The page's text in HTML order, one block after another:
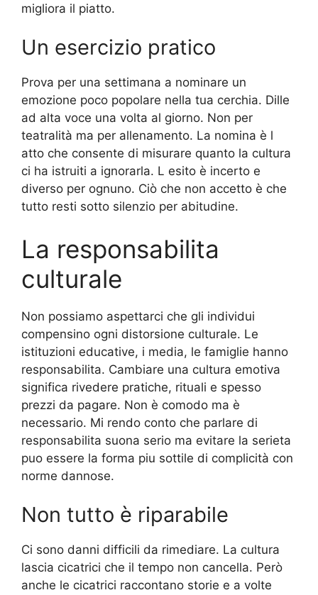
migliora il piatto.
Un esercizio pratico
Prova per una settimana a nominare un
emozione poco popolare nella tua cerchia. Dille
ad alta voce una volta al giorno. Non per
teatralità ma per allenamento. La nomina è l
atto che consente di misurare quanto la cultura
ci ha istruiti a ignorarla. L esito è incerto e
diverso per ognuno. Ciò che non accetto è che
tutto resti sotto silenzio per abitudine.
La responsabilita
culturale
Non possiamo aspettarci che gli individui
compensino ogni distorsione culturale. Le
istituzioni educative, i media, le famiglie hanno
responsabilita. Cambiare una cultura emotiva
significa rivedere pratiche, rituali e spesso
prezzi da pagare. Non è comodo ma è
necessario. Mi rendo conto che parlare di
responsabilita suona serio ma evitare la serieta
puo essere la forma piu sottile di complicità con
norme dannose.
Non tutto è riparabile
Ci sono danni difficili da rimediare. La cultura
lascia cicatrici che il tempo non cancella. Però
anche le cicatrici raccontano storie e a volte